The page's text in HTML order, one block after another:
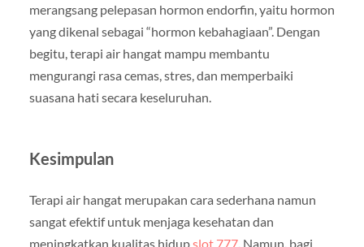
merangsang pelepasan hormon endorfin, yaitu hormon
yang dikenal sebagai “hormon kebahagiaan”. Dengan
begitu, terapi air hangat mampu membantu
mengurangi rasa cemas, stres, dan memperbaiki
suasana hati secara keseluruhan.
Kesimpulan
Terapi air hangat merupakan cara sederhana namun
sangat efektif untuk menjaga kesehatan dan
meningkatkan kualitas hidupslot 777. Namun, bagi